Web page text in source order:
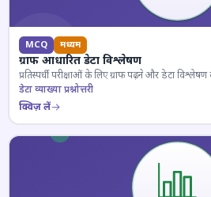
MCQ मध्यम
ग्राफ आधारित डेटा विश्लेषण
प्रतिस्पर्धी परीक्षाओं के लिए ग्राफ पढ़ने और डेटा
डेटा व्याख्या प्रश्नोत्तरी
क्विज़ लें